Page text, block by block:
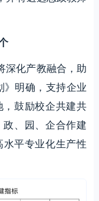
化产教融合，助
》明确，支持企业
鼓励校企共建共
、园、企合作建
平专业化生产性